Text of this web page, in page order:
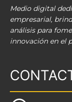
Medio digital
empresarial,
análisis para
innovación en el